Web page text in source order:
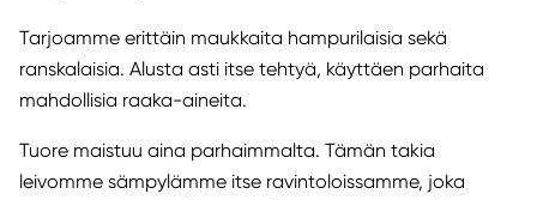
Tarjoamme erittäin maukkaita hampurilaisia sekä
ranskalaisia. Alusta asti itse tehtyä, käyttäen parhaita
mahdollisia raaka-aineita.
Tuore maistuu aina parhaimmalta. Tämän takia
leivomme sämpylämme itse ravintoloissamme, joka